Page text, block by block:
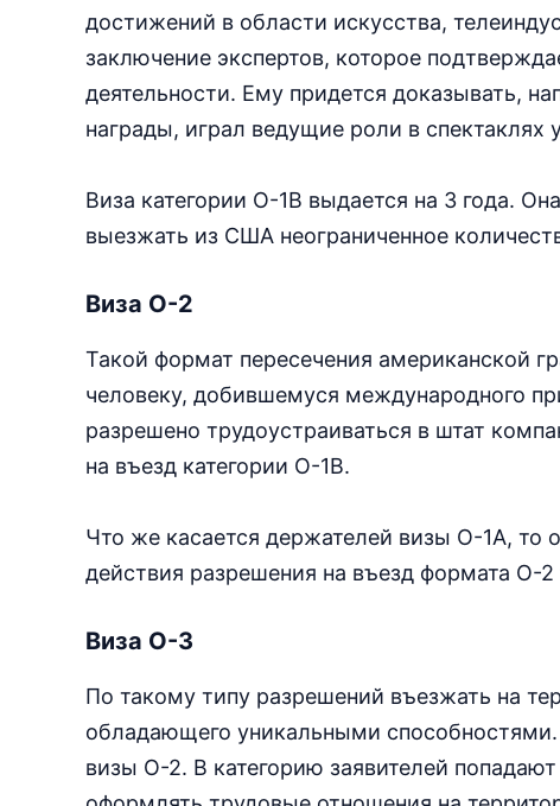
достижений в области искусства,
заключение экспертов, которое
деятельности. Ему придется доказывать,
награды, играл ведущие роли в
Виза категории О-1В выдается на 3 года.
выезжать из США неограниченное
Виза О-2
Такой формат пересечения американской
человеку, добившемуся международного
разрешено трудоустраиваться в штат
на въезд категории О-1В.
Что же касается держателей визы О-1А, то
действия разрешения на въезд формата О-2
Виза О-3
По такому типу разрешений въезжать на
обладающего уникальными
визы О-2. В категорию заявителей